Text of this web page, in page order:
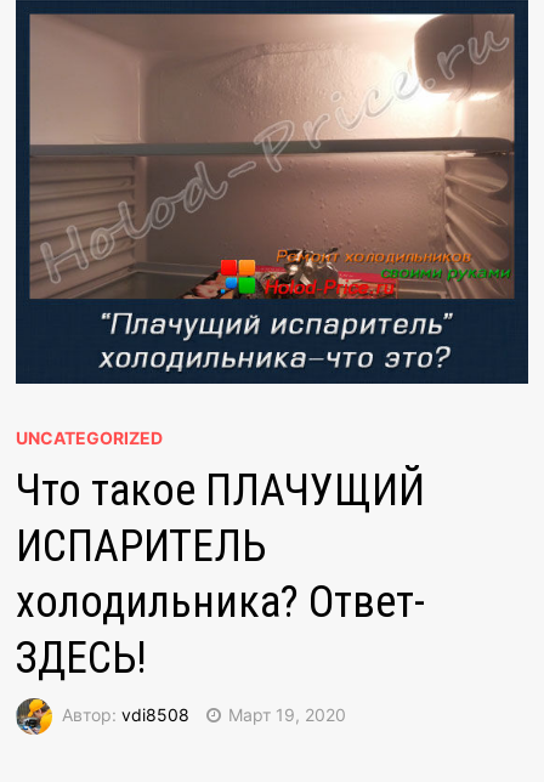
UNCATEGORIZED
Что такое ПЛАЧУЩИЙ
ИСПАРИТЕЛЬ
холодильника? Ответ-
ЗДЕСЬ!
Автор: vdi8508 Март 19, 2020